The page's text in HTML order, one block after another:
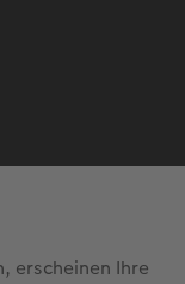
erscheinen Ihre